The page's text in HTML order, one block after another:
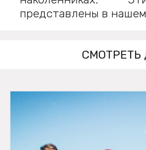
представлены в
СМОТРЕТЬ